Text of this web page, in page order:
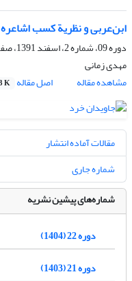
ابن‌عربی و نظریة کسب
دوره 09، شماره 2، اسفند 1391، صفحه
مهدی زمانی
مشاهده مقاله
اصل مقاله K
مقالات آماده انتشار
شماره جاری
شماره‌های پیشین نشریه
دوره 22 (1404)
دوره 21 (1403)